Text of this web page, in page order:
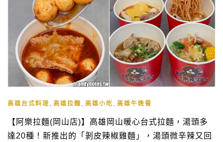
高雄台式料理 , 高雄拉麵 , 高雄小吃 , 高雄午晚餐
【阿樂拉麵(岡山店)】高雄岡山暖心台式拉麵，湯頭多
達20種！新推出的「剝皮辣椒雞麵」，湯頭微辛辣又回